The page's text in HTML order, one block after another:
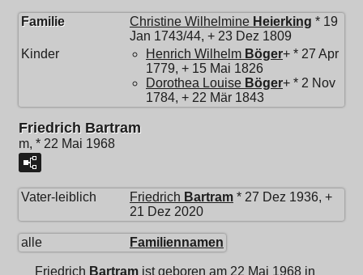
Familie Christine Wilhelmine Heierking * 19
Jan 1743/44, + 23 Dez 1809
Kinder
Henrich Wilhelm Böger+ * 27 Apr
1779, + 15 Mai 1826
Dorothea Louise Böger+ * 2 Nov
1784, + 22 Mär 1843
Friedrich Bartram
m, * 22 Mai 1968
Vater-leiblich Friedrich Bartram * 27 Dez 1936, +
21 Dez 2020
alle Familiennamen
Friedrich Bartram ist geboren am 22 Mai 1968 in